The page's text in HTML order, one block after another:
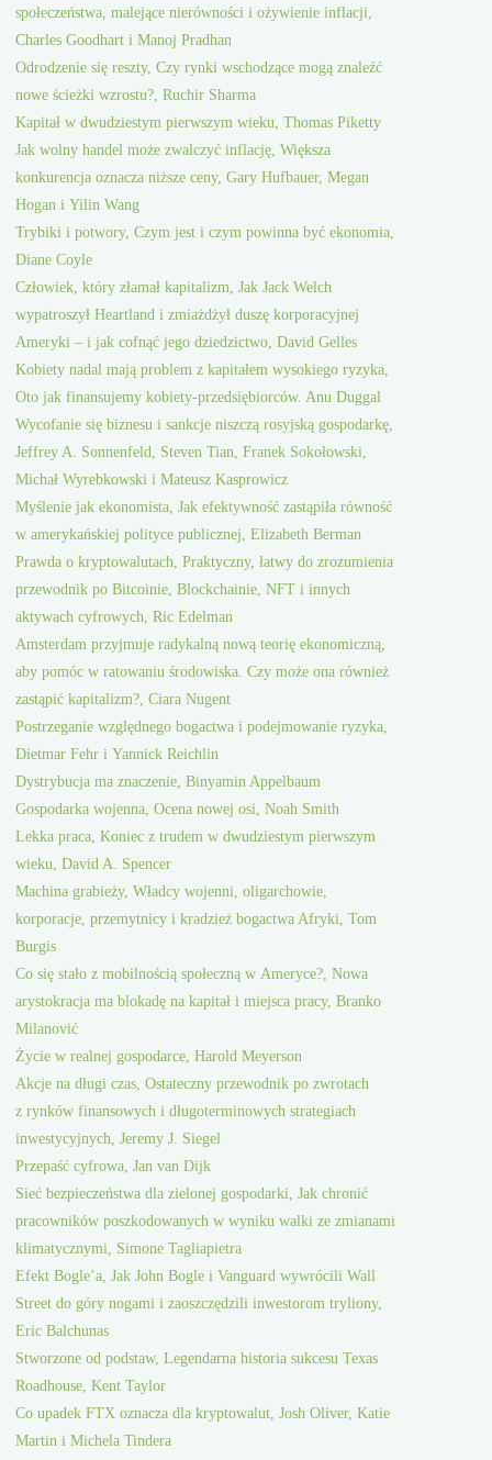
społeczeństwa, malejące nierówności i ożywienie inflacji,
Charles Goodhart i Manoj Pradhan
Odrodzenie się reszty, Czy rynki wschodzące mogą znaleźć
nowe ścieżki wzrostu?, Ruchir Sharma
Kapitał w dwudziestym pierwszym wieku, Thomas Piketty
Jak wolny handel może zwalczyć inflację, Większa
konkurencja oznacza niższe ceny, Gary Hufbauer, Megan
Hogan i Yilin Wang
Trybiki i potwory, Czym jest i czym powinna być ekonomia,
Diane Coyle
Człowiek, który złamał kapitalizm, Jak Jack Welch
wypatroszył Heartland i zmiażdżył duszę korporacyjnej
Ameryki – i jak cofnąć jego dziedzictwo, David Gelles
Kobiety nadal mają problem z kapitałem wysokiego ryzyka,
Oto jak finansujemy kobiety-przedsiębiorców. Anu Duggal
Wycofanie się biznesu i sankcje niszczą rosyjską gospodarkę,
Jeffrey A. Sonnenfeld, Steven Tian, Franek Sokołowski,
Michał Wyrebkowski i Mateusz Kasprowicz
Myślenie jak ekonomista, Jak efektywność zastąpiła równość
w amerykańskiej polityce publicznej, Elizabeth Berman
Prawda o kryptowalutach, Praktyczny, łatwy do zrozumienia
przewodnik po Bitcoinie, Blockchainie, NFT i innych
aktywach cyfrowych, Ric Edelman
Amsterdam przyjmuje radykalną nową teorię ekonomiczną,
aby pomóc w ratowaniu środowiska. Czy może ona również
zastąpić kapitalizm?, Ciara Nugent
Postrzeganie względnego bogactwa i podejmowanie ryzyka,
Dietmar Fehr i Yannick Reichlin
Dystrybucja ma znaczenie, Binyamin Appelbaum
Gospodarka wojenna, Ocena nowej osi, Noah Smith
Lekka praca, Koniec z trudem w dwudziestym pierwszym
wieku, David A. Spencer
Machina grabieży, Władcy wojenni, oligarchowie,
korporacje, przemytnicy i kradzież bogactwa Afryki, Tom
Burgis
Co się stało z mobilnością społeczną w Ameryce?, Nowa
arystokracja ma blokadę na kapitał i miejsca pracy, Branko
Milanović
Życie w realnej gospodarce, Harold Meyerson
Akcje na długi czas, Ostateczny przewodnik po zwrotach
z rynków finansowych i długoterminowych strategiach
inwestycyjnych, Jeremy J. Siegel
Przepaść cyfrowa, Jan van Dijk
Sieć bezpieczeństwa dla zielonej gospodarki, Jak chronić
pracowników poszkodowanych w wyniku walki ze zmianami
klimatycznymi, Simone Tagliapietra
Efekt Bogle’a, Jak John Bogle i Vanguard wywrócili Wall
Street do góry nogami i zaoszczędzili inwestorom tryliony,
Eric Balchunas
Stworzone od podstaw, Legendarna historia sukcesu Texas
Roadhouse, Kent Taylor
Co upadek FTX oznacza dla kryptowalut, Josh Oliver, Katie
Martin i Michela Tindera